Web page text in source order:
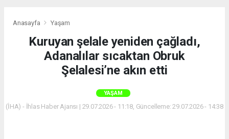
Anasayfa Yaşam
Kuruyan şelale yeniden çağladı,
Adanalılar sıcaktan Obruk
Şelalesi’ne akın etti
YAŞAM
(İHA) - İhlas Haber Ajansı | 29.07.2026 - 11:18, Güncelleme: 29.07.2026 - 14:38